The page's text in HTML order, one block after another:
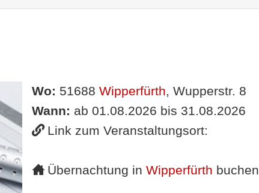
Wo: 51688 Wipperfürth, Wupperstr. 8
Wann: ab 01.08.2026 bis 31.08.2026
Link zum Veranstaltungsort:
Übernachtung in Wipperfürth buchen